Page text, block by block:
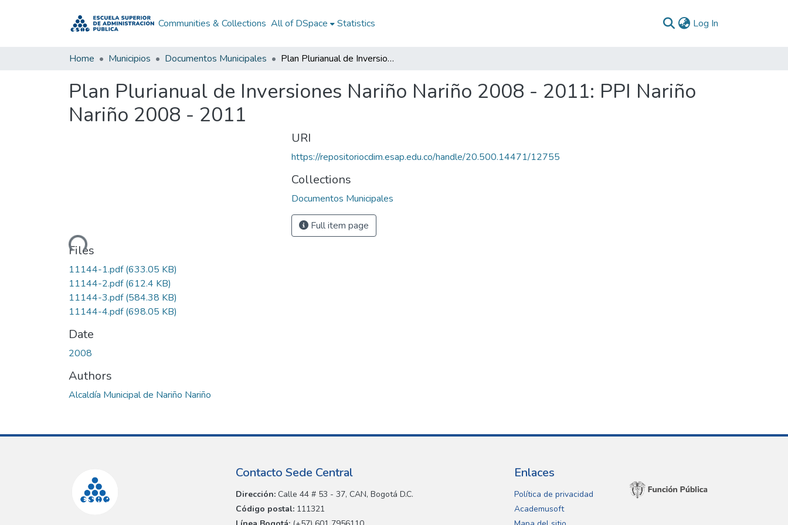
Communities & Collections All of DSpace Statistics Log In
Home Municipios Documentos Municipales Plan Plurianual de Inversiones Nariño Nariño 2008 - 2011: PPI Nariño Nariño 2008 - 2011
Plan Plurianual de Inversiones Nariño Nariño 2008 - 2011: PPI Nariño
Nariño 2008 - 2011
Loading...
Files
11144-1.pdf(633.05 KB)
11144-2.pdf(612.4 KB)
11144-3.pdf(584.38 KB)
11144-4.pdf(698.05 KB)
Date
2008
Authors
Alcaldía Municipal de Nariño Nariño
URI
https://repositoriocdim.esap.edu.co/handle/20.500.14471/12755
Collections
Documentos Municipales
Full item page
Contacto Sede Central
Dirección: Calle 44 # 53 - 37, CAN, Bogotá D.C.
Código postal: 111321
Enlaces
Política de privacidad
Academusoft